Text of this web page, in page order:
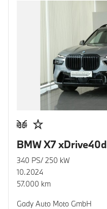
BMW X7 xDrive40d
340 PS/ 250 kW
10.2024
57.000 km
Gady Auto Moto GmbH